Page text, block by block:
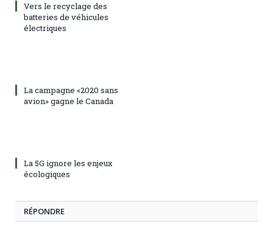
Vers le recyclage des
batteries de véhicules
électriques
La campagne «2020 sans
avion» gagne le Canada
La 5G ignore les enjeux
écologiques
RÉPONDRE